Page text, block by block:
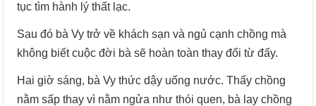
tục tìm hành lý thất lạc.
Sau đó bà Vy trở về khách sạn và ngủ cạnh chồng mà
không biết cuộc đời bà sẽ hoàn toàn thay đổi từ đấy.
Hai giờ sáng, bà Vy thức dậy uống nước. Thấy chồng
nằm sấp thay vì nằm ngửa như thói quen, bà lay chồng